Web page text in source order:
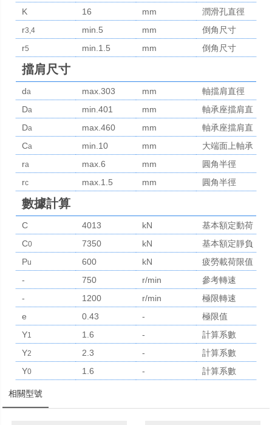
K
16 mm
潤滑孔直徑
r3,4 min.5 mm
倒角尺寸
r5 min.1.5 mm 倒角尺寸
擋肩尺寸
da max.303 mm
軸擋肩直徑
Da min.401 mm
軸承座擋肩直
徑
Da max.460 mm
軸承座擋肩直
徑
Ca min.10 mm
大端面上軸承
座內所需空間
的最小寬度
ra max.6 mm
圓角半徑
rc max.1.5 mm 圓角半徑
數據計算
C 4013 kN
基本額定動荷
C0 7350 kN
基本額定靜負
荷
Pu 600 kN
疲勞載荷限值
-
750 r/min
參考轉速
-
1200 r/min
極限轉速
e
0.43 -
極限值
Y1 1.6 -
計算系數
Y2 2.3 -
計算系數
Y0 1.6 - 計算系數
相關型號